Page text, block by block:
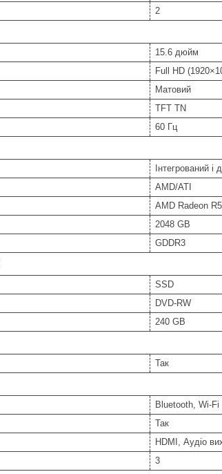
2
15.6 дюйм
Full HD
Матовий
TFT TN
60 Гц
Інтегрований і
AMD/ATI
AMD Radeon
2048 GB
GDDR3
SSD
DVD-RW
240 GB
Так
Bluetooth, Wi-Fi
Так
HDMI, Аудіо
3